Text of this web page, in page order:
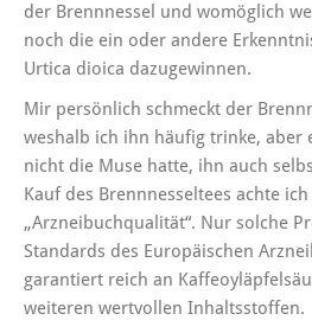
der Brennnessel und womöglich
noch die ein oder andere
Urtica dioica dazugewinnen.
Mir persönlich schmeckt der
weshalb ich ihn häufig trinke, aber
nicht die Muse hatte, ihn auch
Kauf des Brennnesseltees achte
„Arzneibuchqualität“. Nur solche
Stan­dards des Europäischen
garantiert reich an
weiteren wertvollen Inhaltsstoffen.